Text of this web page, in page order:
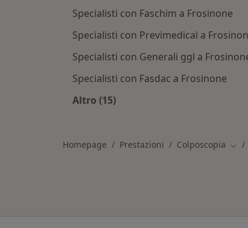
Specialisti con Faschim a Frosinone
Specialisti con Previmedical a
Specialisti con Generali ggl a
Specialisti con Fasdac a Frosinone
Altro (15)
Homepage Prestazioni Colposcopia